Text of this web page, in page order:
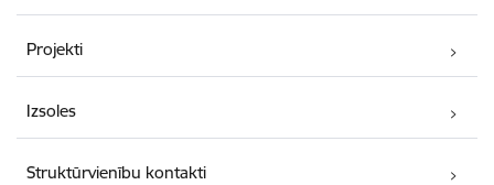
Projekti
Izsoles
Struktūrvienību kontakti